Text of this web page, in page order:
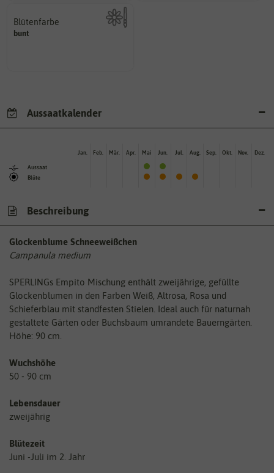
Blütenfarbe
bunt
Kann auch mehrfarbig sein.
Aussaatkalender
Aussaat
Blüte
Jan. Feb. Mär. Apr. Mai Jun. Jul. Aug. Sep. Okt. Nov. Dez.
Beschreibung
Glockenblume Schneeweißchen
Campanula medium
SPERLINGs Empito Mischung enthält zweijährige, gefüllte
Glockenblumen in den Farben Weiß, Altrosa, Rosa und
Schieferblau mit standfesten Stielen. Ideal auch für naturnah
gestaltete Gärten oder Buchsbaum umrandete Bauerngärten.
Höhe: 90 cm.
Wuchshöhe
50 - 90 cm
Lebensdauer
zweijährig
Blütezeit
Juni -Juli im 2. Jahr